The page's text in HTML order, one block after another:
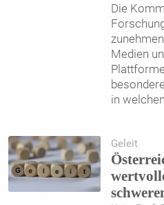
Die
Medien
in
Geleit